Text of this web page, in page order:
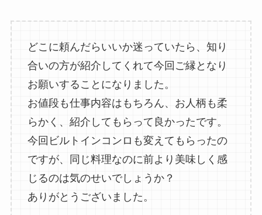
どこに頼んだらいいか迷っていたら、知り
合いの方が紹介してくれて今回ご縁となり
お願いすることになりました。
お値段も仕事内容はもちろん、お人柄も柔
らかく、紹介してもらって良かったです。
今回ビルトインコンロも変えてもらったの
ですが、同じ料理なのに前より美味しく感
じるのは気のせいでしょうか？
ありがとうございました。